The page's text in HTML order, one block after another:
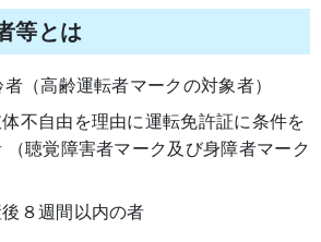
等とは
（高齢運転者マークの対象者）
不自由を理由に運転免許証に条件を
（聴覚障害者マーク及び身障者マーク
８週間以内の者